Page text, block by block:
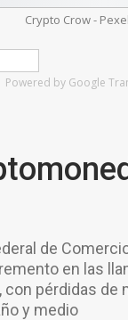
Crypto Crow -
Powered by Google
de
en las
pérdidas de
y medio